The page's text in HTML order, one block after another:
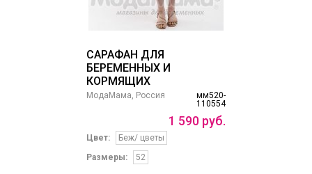
САРАФАН ДЛЯ
БЕРЕМЕННЫХ И
КОРМЯЩИХ
мм520-
110554
МодаМама, Россия
1 590 руб.
Цвет:
Беж/ цветы
Размеры:
52